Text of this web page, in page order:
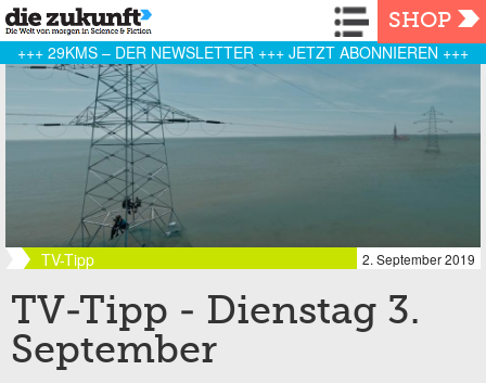
Navigation
SHOP
+++ 29KMS – DER NEWSLETTER +++ JETZT ABONNIEREN +++
TV-Tipp 2. September 2019
TV-Tipp - Dienstag 3.
September